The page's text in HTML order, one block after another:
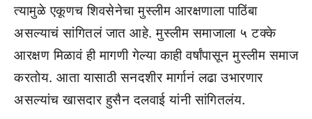
त्यामुळे एकूणच शिवसेनेचा मुस्लीम आरक्षणाला पाठिंबा
असल्याचं सांगितलं जात आहे. मुस्लीम समाजाला ५ टक्के
आरक्षण मिळावं ही मागणी गेल्या काही वर्षांपासून मुस्लीम समाज
करतोय. आता यासाठी सनदशीर मार्गानं लढा उभारणार
असल्यांच खासदार हुसैन दलवाई यांनी सांगितलंय.